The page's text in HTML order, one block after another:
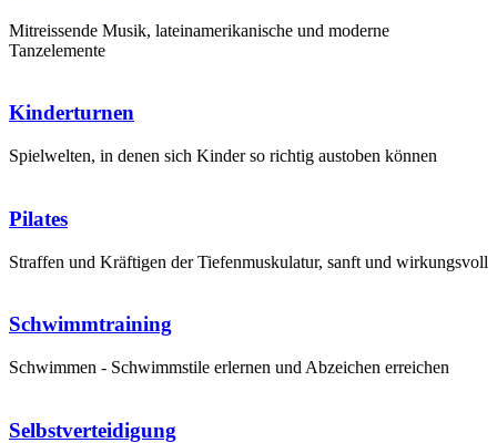
Mitreissende Musik, lateinamerikanische und moderne
Tanzelemente
Kinderturnen
Spielwelten, in denen sich Kinder so richtig austoben können
Pilates
Straffen und Kräftigen der Tiefenmuskulatur, sanft und wirkungsvoll
Schwimmtraining
Schwimmen - Schwimmstile erlernen und Abzeichen erreichen
Selbstverteidigung